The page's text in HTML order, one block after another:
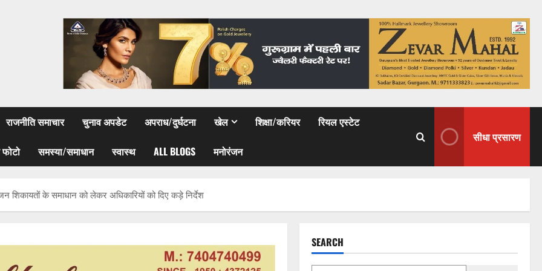
राजनीति समाचार चुनाव अपडेट अपराध/दुर्घटना खेल शिक्षा/करियर रियल एस्टेट
समस्या/समाधान स्वास्थ ALL BLOGS मनोरंजन
सीधा प्रसारण
शिकायतों के समाधान को लेकर अधिकारियों को दिए कड़े निर्देश
SEARCH